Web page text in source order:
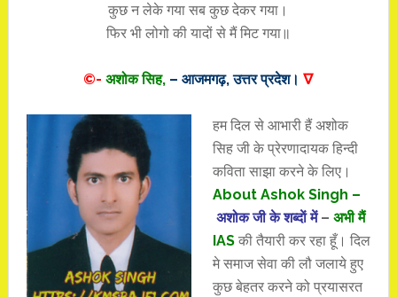
कुछ न लेके गया सब कुछ देकर गया।
फिर भी लोगो की यादों से मैं मिट गया॥
©-अशोक सिह, – आजमगढ़, उत्तर प्रदेश। ∇
हम दिल से आभारी हैं अशोक
सिह जी के प्रेरणादायक हिन्दी
कविता साझा करने के लिए।
About Ashok Singh –
अशोक जी के शब्दाें में– अभी मैं
IAS की तैयारी कर रहा हूँ। दिल
मे समाज सेवा की लौ जलाये हुए
कुछ बेहतर करने को प्रयासरत